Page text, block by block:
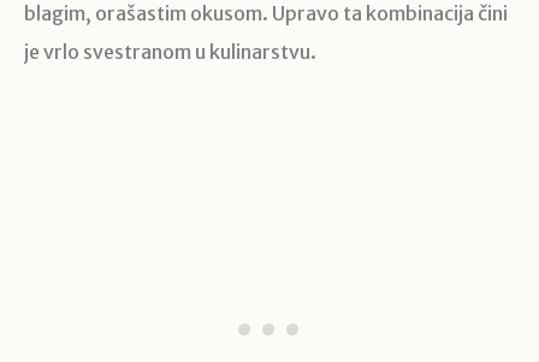
blagim, orašastim okusom. Upravo ta kombinacija čini
je vrlo svestranom u kulinarstvu.